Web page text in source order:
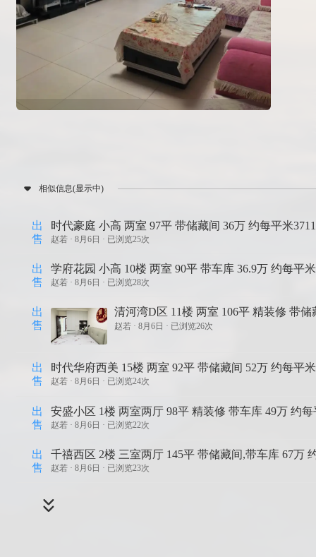
相似信息(显示中)
出
售
时代豪庭 小高 两室 97平 带储藏间 36万 约每平米
赵若 ·8月6日 · 已浏览25次
出
售
学府花园 小高 10楼 两室 90平 带车库 36.9万 约每平
赵若 ·8月6日 · 已浏览28次
出
售
清河湾D区 11楼 两室 106平 精装修 带
赵若 · 8月6日 · 已浏览26次
出
售
时代华府西美 15楼 两室 92平 带储藏间 52万 约每平
赵若 ·8月6日 · 已浏览24次
出
售
安盛小区 1楼 两室两厅 98平 精装修 带车库 49万 约
赵若 ·8月6日 · 已浏览22次
出
售
千禧西区 2楼 三室两厅 145平 带储藏间,带车库 67万
赵若 ·8月6日 · 已浏览23次